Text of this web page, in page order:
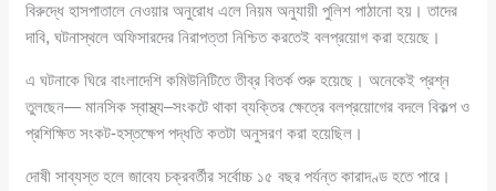
বিরুদ্ধে হাসপাতালে নেওয়ার অনুরোধ এলে নিয়ম অনুযায়ী পুলিশ পাঠানো হয়। তাদের
দাবি, ঘটনাস্থলে অফিসারদের নিরাপত্তা নিশ্চিত করতেই বলপ্রয়োগ করা হয়েছে।
এ ঘটনাকে ঘিরে বাংলাদেশি কমিউনিটিতে তীব্র বিতর্ক শুরু হয়েছে। অনেকেই প্রশ্ন
তুলছেন— মানসিক স্বাস্থ্য–সংকটে থাকা ব্যক্তির ক্ষেত্রে বলপ্রয়োগের বদলে বিকল্প ও
প্রশিক্ষিত সংকট-হস্তক্ষেপ পদ্ধতি কতটা অনুসরণ করা হয়েছিল।
দোষী সাব্যস্ত হলে জাবেয চক্রবর্তীর সর্বোচ্চ ১৫ বছর পর্যন্ত কারাদণ্ড হতে পারে।